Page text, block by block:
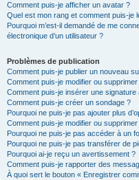
Comment puis-je afficher un avatar ?
Quel est mon rang et comment puis-je
Pourquoi m’est-il demandé de me
électronique d’un utilisateur ?
Problèmes de publication
Comment puis-je publier un nouveau
Comment puis-je modifier ou
Comment puis-je insérer une signature
Comment puis-je créer un sondage ?
Pourquoi ne puis-je pas ajouter plus
Comment puis-je modifier ou
Pourquoi ne puis-je pas accéder à un
Pourquoi ne puis-je pas transférer de
Pourquoi ai-je reçu un avertissement ?
Comment puis-je rapporter des
À quoi sert le bouton « Enregistrer